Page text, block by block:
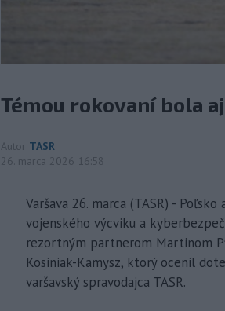
Témou rokovaní bola
Autor TASR
26. marca 2026 16:58
Varšava 26. marca (TASR) -
vojenského výcviku a
rezortným partnerom Martinom
Kosiniak-Kamysz, ktorý ocenil
varšavský spravodajca TASR.